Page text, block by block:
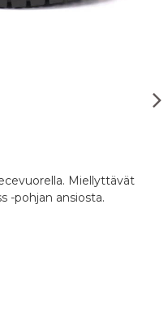
Miellyttävät
-pohjan ansiosta.